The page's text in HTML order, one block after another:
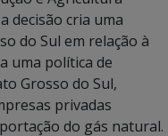
decisão cria uma
do Sul em relação à
uma política de
Grosso do Sul,
privadas
do gás natural.